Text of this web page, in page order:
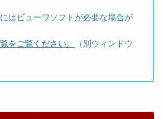
はビューワソフトが必要な場合が
をご覧ください。
（別ウィンドウ